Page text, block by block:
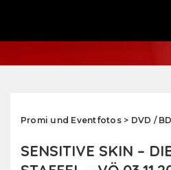
Promi und Eventfotos> DVD / BD
SENSITIVE SKIN –